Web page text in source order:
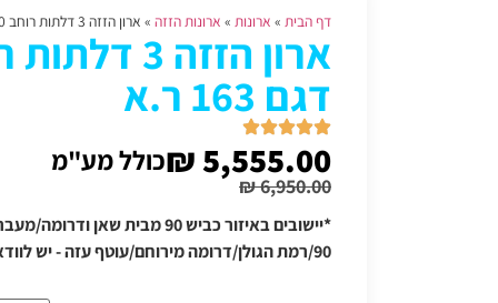
דף הבית » ארונות » ארונות הזזה » ארון הזזה 3 דלתות רוחב 180 דגם 163 ר.א
דגם 163 ר.א
₪6,950.00
₪5,555.00 כולל מע"מ
*יישובים באיזור כביש 90 מבית
90/רמת הגולן/דרומה מירוחם/עוטף עזה - יש לוודא תוספת הובלה טלפונית